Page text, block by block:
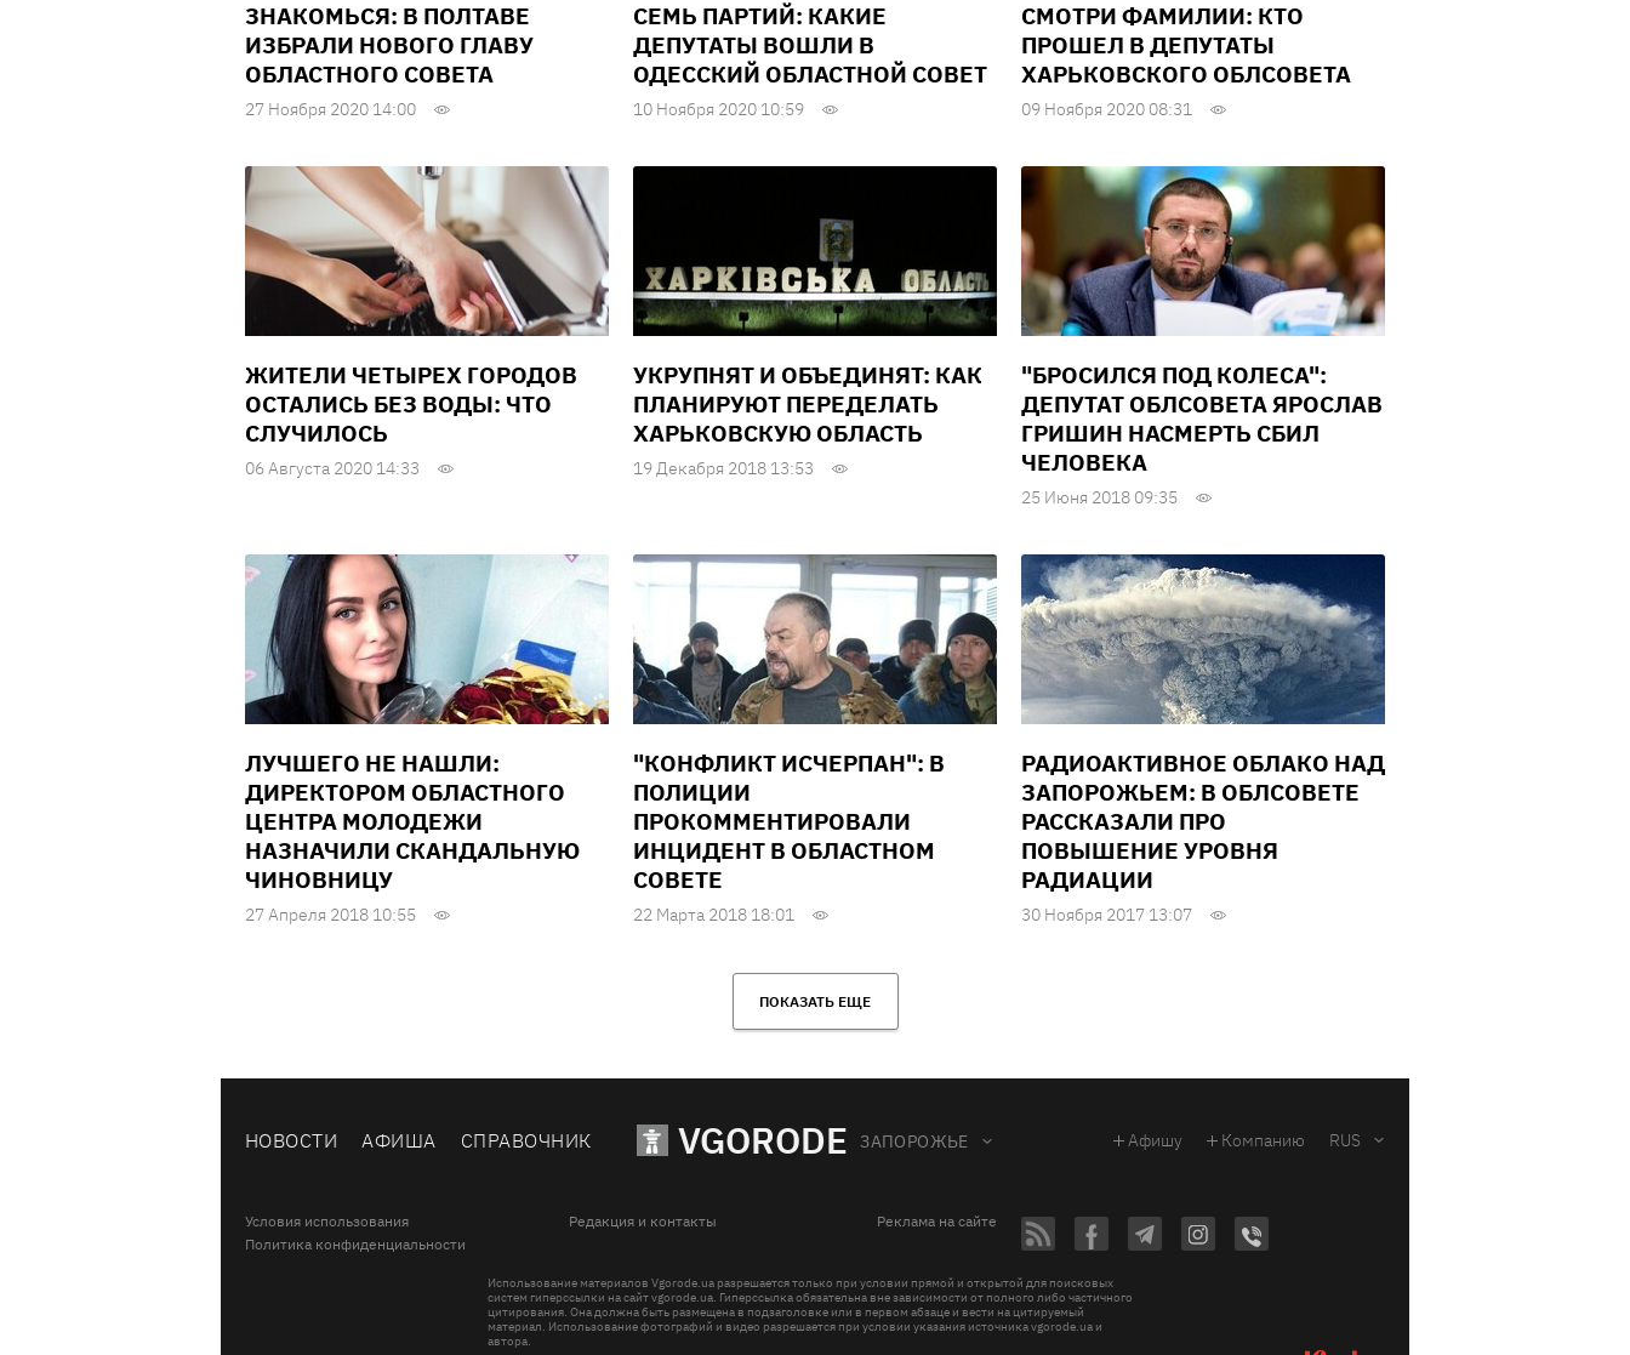
ЗНАКОМЬСЯ: В ПОЛТАВЕ
ИЗБРАЛИ НОВОГО ГЛАВУ
ОБЛАСТНОГО СОВЕТА
27 Ноября 2020 14:00
СЕМЬ ПАРТИЙ: КАКИЕ
ДЕПУТАТЫ ВОШЛИ В
ОДЕССКИЙ ОБЛАСТНОЙ СОВЕТ
10 Ноября 2020 10:59
СМОТРИ ФАМИЛИИ: КТО
ПРОШЕЛ В ДЕПУТАТЫ
ХАРЬКОВСКОГО ОБЛСОВЕТА
09 Ноября 2020 08:31
ЖИТЕЛИ ЧЕТЫРЕХ ГОРОДОВ
ОСТАЛИСЬ БЕЗ ВОДЫ: ЧТО
СЛУЧИЛОСЬ
06 Августа 2020 14:33
УКРУПНЯТ И ОБЪЕДИНЯТ: КАК
ПЛАНИРУЮТ ПЕРЕДЕЛАТЬ
ХАРЬКОВСКУЮ ОБЛАСТЬ
19 Декабря 2018 13:53
"БРОСИЛСЯ ПОД КОЛЕСА":
ДЕПУТАТ ОБЛСОВЕТА ЯРОСЛАВ
ГРИШИН НАСМЕРТЬ СБИЛ
ЧЕЛОВЕКА
25 Июня 2018 09:35
ЛУЧШЕГО НЕ НАШЛИ:
ДИРЕКТОРОМ ОБЛАСТНОГО
ЦЕНТРА МОЛОДЕЖИ
НАЗНАЧИЛИ СКАНДАЛЬНУЮ
ЧИНОВНИЦУ
27 Апреля 2018 10:55
"КОНФЛИКТ ИСЧЕРПАН": В
ПОЛИЦИИ
ПРОКОММЕНТИРОВАЛИ
ИНЦИДЕНТ В ОБЛАСТНОМ
СОВЕТЕ
22 Марта 2018 18:01
РАДИОАКТИВНОЕ ОБЛАКО НАД
ЗАПОРОЖЬЕМ: В ОБЛСОВЕТЕ
РАССКАЗАЛИ ПРО
ПОВЫШЕНИЕ УРОВНЯ
РАДИАЦИИ
30 Ноября 2017 13:07
ПОКАЗАТЬ ЕЩЕ
НОВОСТИ АФИША СПРАВОЧНИК VGORODE ЗАПОРОЖЬЕ Афишу Компанию RUS
Условия использования Редакция и контакты
Реклама на сайте
Политика конфиденциальности
Использование материалов Vgorode.ua разрешается только при условии прямой и открытой для поисковых
систем гиперссылки на сайт vgorode.ua. Гиперссылка обязательна вне зависимости от полного либо частичного
цитирования. Она должна быть размещена в подзаголовке или в первом абзаце и вести на цитируемый
материал. Использование фотографий и видео разрешается при условии указания источника vgorode.ua и
автора.